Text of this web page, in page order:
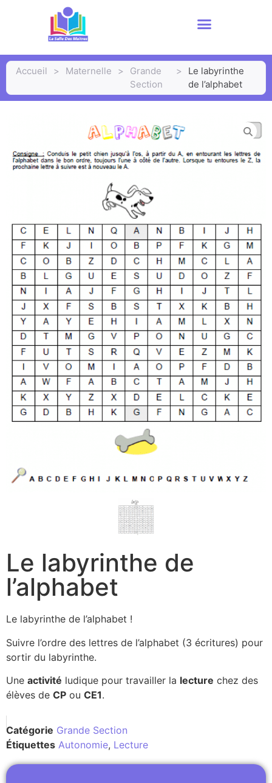
Accueil > Maternelle >
Grande
Section
>
Le labyrinthe
de l’alphabet
Le labyrinthe de
l’alphabet
Le labyrinthe de l’alphabet !
Suivre l’ordre des lettres de l’alphabet (3 écritures) pour
sortir du labyrinthe.
Une activité ludique pour travailler la lecture chez des
élèves de CP ou CE1.
Catégorie Grande Section
Étiquettes Autonomie, Lecture